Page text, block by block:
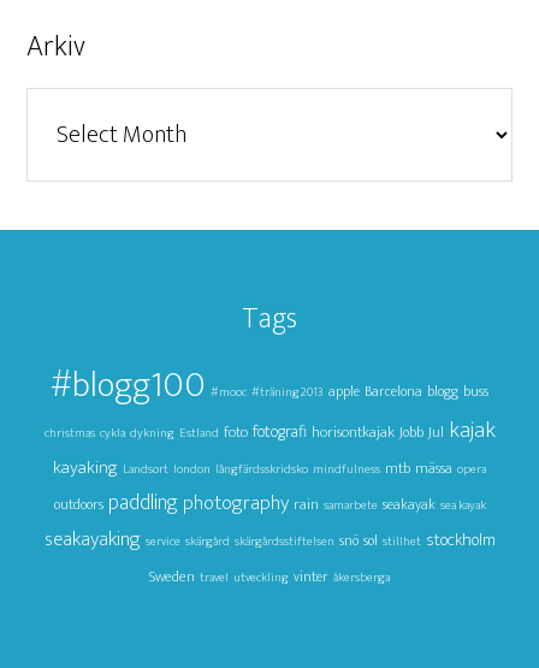
Arkiv
Tags
#blogg100 #mooc #träning2013 apple Barcelona blogg buss
christmas cykla dykning Estland foto fotografi horisontkajak Jobb Jul kajak
kayaking Landsort london långfärdsskridsko mindfulness mtb mässa opera
outdoors paddlingphotography rain samarbete seakayak sea kayak
seakayaking service skärgård skärgårdsstiftelsen snö sol stillhet stockholm
Sweden travel utveckling vinter åkersberga